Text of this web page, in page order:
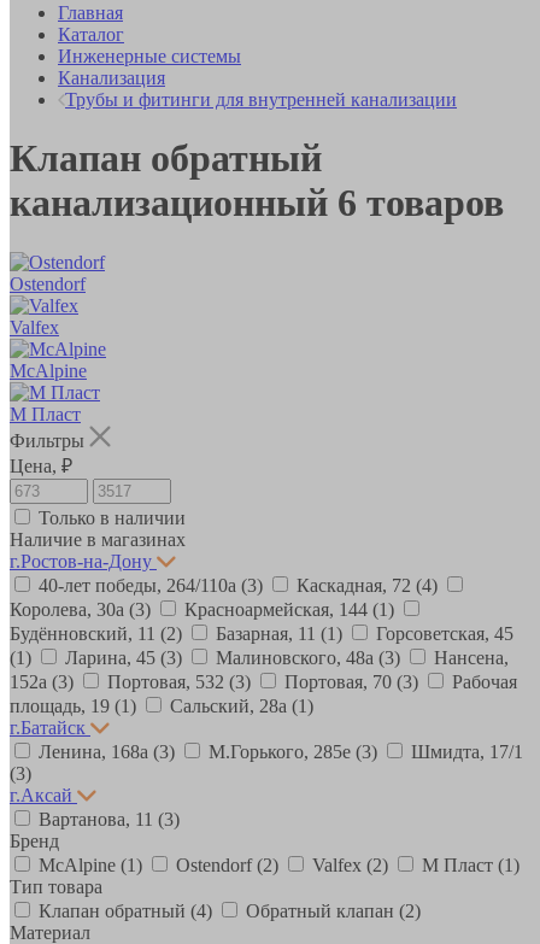
Главная
Каталог
Инженерные системы
Канализация
Трубы и фитинги для внутренней канализации
Клапан обратный
канализационный 6 товаров
Ostendorf
Valfex
McAlpine
М Пласт
Фильтры
Цена, ₽
Только в наличии
Наличие в магазинах
г.Ростов-на-Дону
40-лет победы, 264/110а (3) Каскадная, 72 (4)
Королева, 30а (3) Красноармейская, 144 (1)
Будённовский, 11 (2) Базарная, 11 (1)
Горсоветская, 45
(1)
Ларина, 45 (3) Малиновского, 48а (3)
Нансена,
152а (3) Портовая, 532 (3) Портовая, 70 (3)
Рабочая
площадь, 19 (1) Сальский, 28a (1)
г.Батайск
Ленина, 168а (3) М.Горького, 285е (3)
Шмидта, 17/1
(3)
г.Аксай
Вартанова, 11 (3)
Бренд
McAlpine (1) Ostendorf(2) Valfex (2) М Пласт (1)
Тип товара
Клапан обратный (4) Обратный клапан (2)
Материал